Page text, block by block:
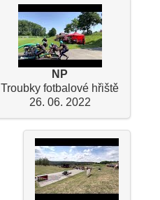
NP
Troubky fotbalové hřiště
26. 06. 2022